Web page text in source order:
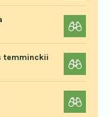
temminckii